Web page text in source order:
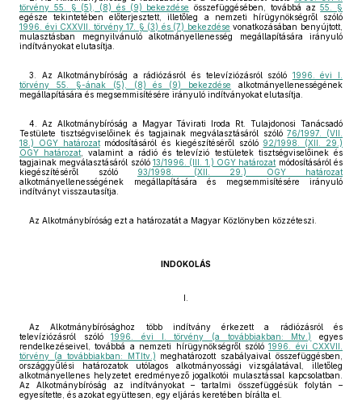
törvény 55. § (5), (8) és (9) bekezdése összefüggésében, továbbá az55. §
egésze tekintetében előterjesztett, illetőleg a nemzeti hírügynökségről szóló
1996. évi CXXVII. törvény 17. § (3) és (7) bekezdése vonatkozásában benyújtott,
mulasztásban megnyilvánuló alkotmányellenesség megállapítására irányuló
indítványokat elutasítja.
3. Az Alkotmánybíróság a rádiózásról és televíziózásról szóló 1996. évi I.
törvény 55. §-ának (5), (8) és (9) bekezdése alkotmányellenességének
megállapítására és megsemmisítésére irányuló indítványokat elutasítja.
4. Az Alkotmánybíróság a Magyar Távirati Iroda Rt. Tulajdonosi Tanácsadó
Testülete tisztségviselőinek és tagjainak megválasztásáról szóló76/1997. (VII.
18.) OGY határozatmódosításáról és kiegészítéséről szóló 92/1998. (XII. 29.)
OGY határozat , valamint a rádió és televízió testületek tisztségviselőinek és
tagjainak megválasztásáról szóló 13/1996. (III. 1.) OGY határozat módosításáról és
kiegészítéséről szóló 93/1998. (XII. 29.) OGY határozat
alkotmányellenességének megállapítására és megsemmisítésére irányuló
indítványt visszautasítja.
Az Alkotmánybíróság ezt a határozatát a Magyar Közlönyben közzéteszi.
INDOKOLÁS
I.
Az Alkotmánybírósághoz több indítvány érkezett a rádiózásról és
televíziózásról szóló1996. évi I. törvény (a továbbiakban: Mtv.)
egyes
rendelkezéseivel, továbbá a nemzeti hírügynökségről szóló1996. évi CXXVII.
törvény (a továbbiakban: MTItv.) meghatározott szabályaival összefüggésben,
országgyűlési határozatok utólagos alkotmányossági vizsgálatával, illetőleg
alkotmányellenes helyzetet eredményező jogalkotói mulasztással kapcsolatban.
Az Alkotmánybíróság az indítványokat – tartalmi összefüggésük folytán –
egyesítette, és azokat együttesen, egy eljárás keretében bírálta el.